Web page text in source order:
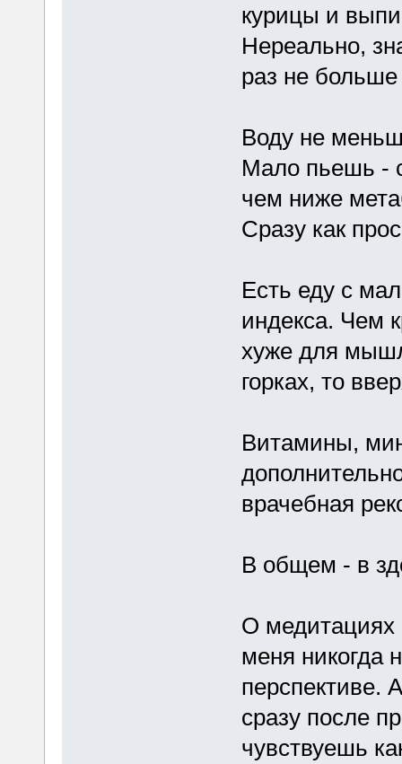
курицы и
Нереально,
раз не больше
Воду не
Мало пьешь -
чем ниже
Сразу как
Есть еду с
индекса. Чем
хуже для
горках, то
Витамины,
врачебная
В общем - в
О медитациях
меня никогда
перспективе.
сразу после
чувствуешь